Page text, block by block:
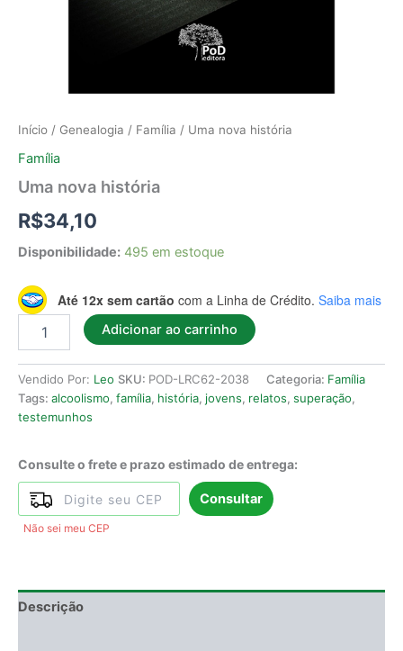
Início / Genealogia / Família / Uma nova história
Família
Uma nova história
R$34,10
Disponibilidade: 495 em estoque
Até 12x sem cartão com a Linha de Crédito. Saiba mais
Adicionar ao carrinho
Vendido Por: Leo SKU: POD-LRC62-2038 Categoria: Família
Tags: alcoolismo, família, história, jovens, relatos, superação,
testemunhos
Consulte o frete e prazo estimado de entrega:
Consultar
Não sei meu CEP
Descrição